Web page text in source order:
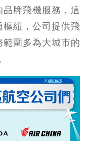
牌飛機服務，這
紐，公司提供飛
圍多為大城市的